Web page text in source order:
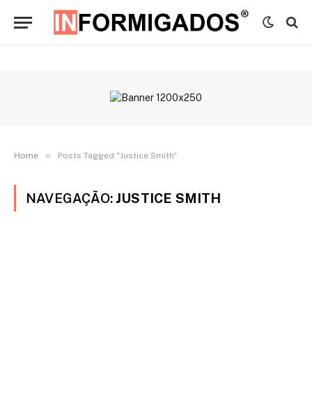
Home » Posts Tagged "Justice Smith"
NAVEGAÇÃO: JUSTICE SMITH